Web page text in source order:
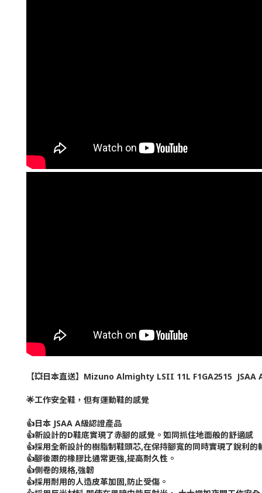
【💥日本直送】Mizuno Almighty LSII 11L F1GA2515 JSAA
🌟工作安全鞋，但有運動鞋的感覺
👍日本 JSAA A級認證產品
👍新設計的D鞋底實現了赤腳的感覺。如同抓住地面般的舒適感
👍採用全新設計的樹脂制鞋頭芯,在保持腳寬的同時實現了銳利的
👍腳後跟的橡膠比通常更強,提高耐久性。
👍側卷的規格,強韌
👍採用耐用的人造皮革加固,防止受傷。